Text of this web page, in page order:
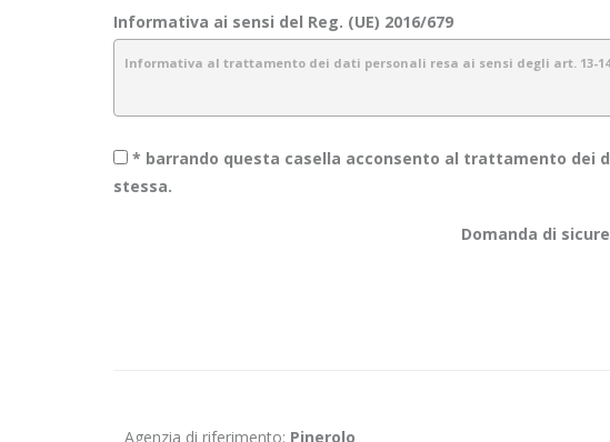
Informativa ai sensi del Reg. (UE) 2016/679
Informativa al trattamento dei dati personali resa ai sensi degli art. 13-14
1.Introduzione
garantiamo sicurezza e riservatezza durante l’elaborazione delle informazioni
informazioni raccolte tramite canali diversi dal presente sito web. Lo scopo di
* barrando questa casella acconsento al trattamento dei
stessa.
Domanda di
Agenzia di riferimento: Pinerolo